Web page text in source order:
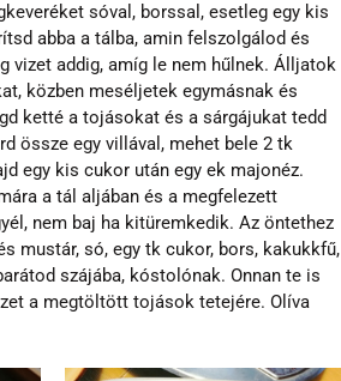
sóval, borssal, esetleg egy kis
abba a tálba, amin felszolgálod és
vizet addig, amíg le nem hűlnek. Álljatok
közben meséljetek egymásnak és
ketté a tojásokat és a sárgájukat tedd
össze egy villával, mehet bele 2 tk
egy kis cukor után egy ek majonéz.
a tál aljában és a megfelezett
nem baj ha kitüremkedik. Az öntethez
mustár, só, egy tk cukor, bors, kakukkfű,
szájába, kóstolónak. Onnan te is
a megtöltött tojások tetejére. Olíva